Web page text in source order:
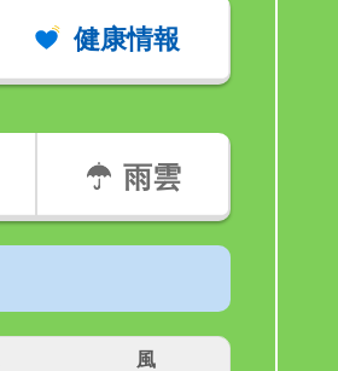
健康情報
雨雲
風